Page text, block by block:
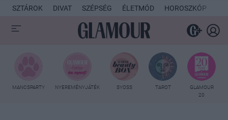
SZTÁROK DIVAT SZÉPSÉG ÉLETMÓD HOROSZKÓP
MANCSPARTY NYEREMÉNYJÁTÉK SYOSS TAROT
GLAMOUR
20